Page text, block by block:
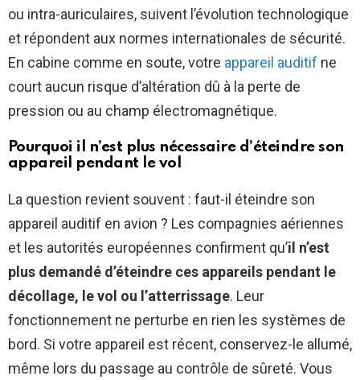
ou intra-auriculaires, suivent l’évolution technologique
et répondent aux normes internationales de sécurité.
En cabine comme en soute, votre appareil auditif ne
court aucun risque d’altération dû à la perte de
pression ou au champ électromagnétique.
Pourquoi il n’est plus nécessaire d’éteindre son
appareil pendant le vol
La question revient souvent : faut-il éteindre son
appareil auditif en avion ? Les compagnies aériennes
et les autorités européennes confirment qu’il n’est
plus demandé d’éteindre ces appareils pendant le
décollage, le vol ou l’atterrissage. Leur
fonctionnement ne perturbe en rien les systèmes de
bord. Si votre appareil est récent, conservez-le allumé,
même lors du passage au contrôle de sûreté. Vous